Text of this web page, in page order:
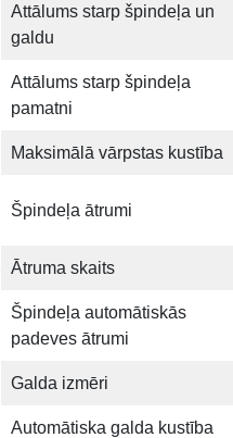
Attālums starp špindeļa un
galdu
Attālums starp špindeļa
pamatni
Maksimālā vārpstas kustība
Špindeļa ātrumi
Ātruma skaits
Špindeļa automātiskās
padeves ātrumi
Galda izmēri
Automātiska galda kustība